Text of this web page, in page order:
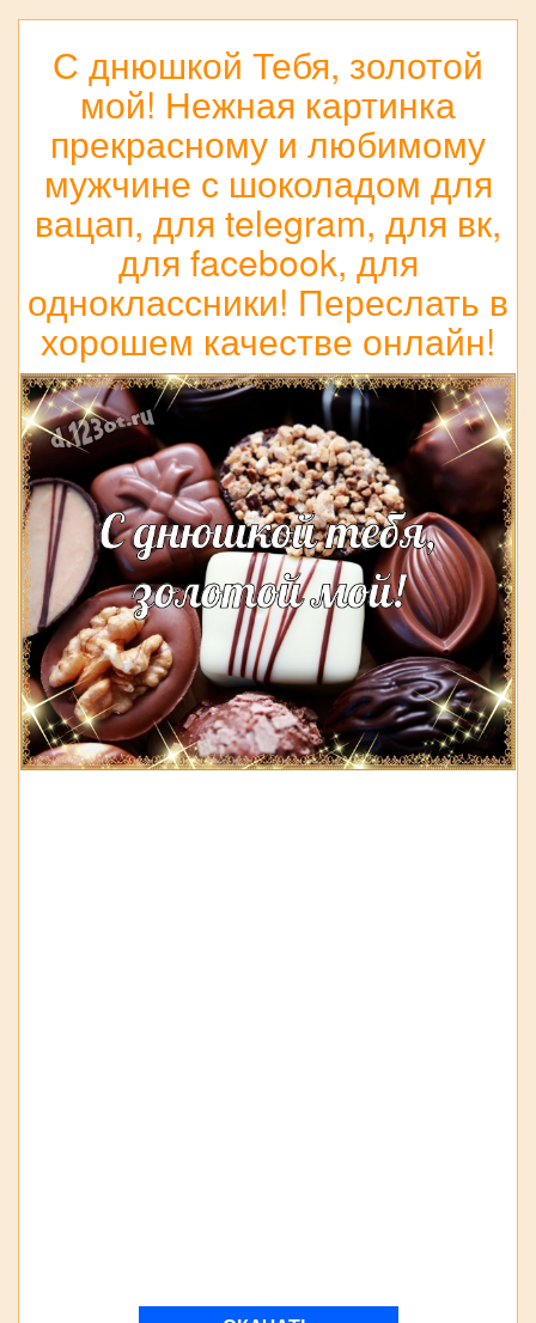
С днюшкой Тебя, золотой
мой! Нежная картинка
прекрасному и любимому
мужчине с шоколадом для
вацап, для telegram, для вк,
для facebook, для
одноклассники! Переслать в
хорошем качестве онлайн!